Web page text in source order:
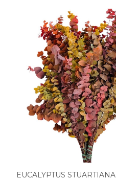
EUCALYPTUS STUARTIANA